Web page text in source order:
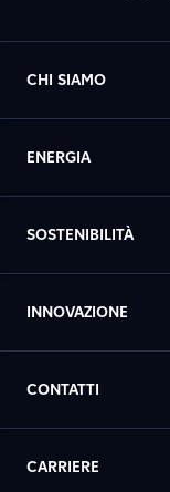
CHI SIAMO
ENERGIA
SOSTENIBILITÀ
INNOVAZIONE
CONTATTI
CARRIERE